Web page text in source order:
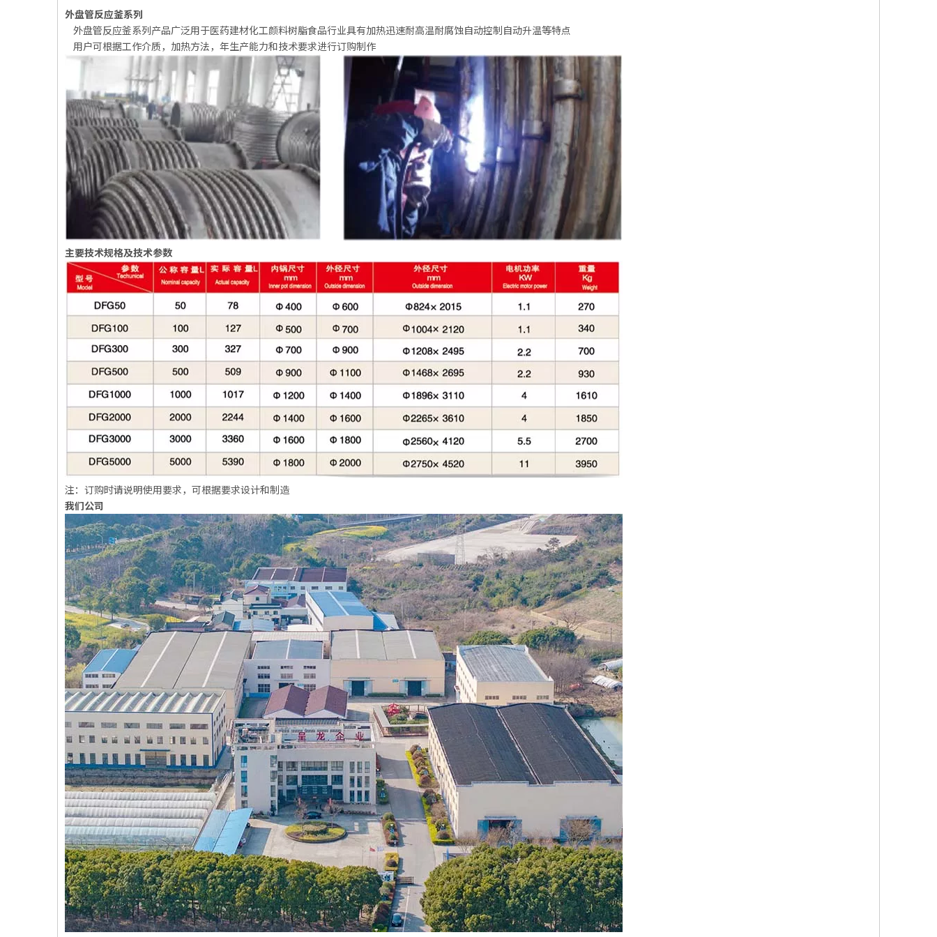
外盘管反应釜系列
外盘管反应釜系列产品广泛用于医药建材化工颜料树脂食品行业具有加热迅速耐高温耐腐蚀自动控制自动升温等特点
用户可根据工作介质，加热方法，年生产能力和技术要求进行订购制作
主要技术规格及技术参数
注：订购时请说明使用要求，可根据要求设计和制造
我们公司